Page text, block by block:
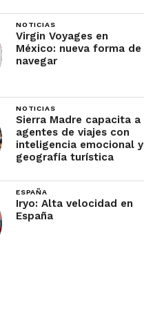
NOTICIAS
Virgin Voyages en
México: nueva forma de
navegar
NOTICIAS
Sierra Madre capacita a
agentes de viajes con
inteligencia emocional y
geografía turística
ESPAÑA
Iryo: Alta velocidad en
España